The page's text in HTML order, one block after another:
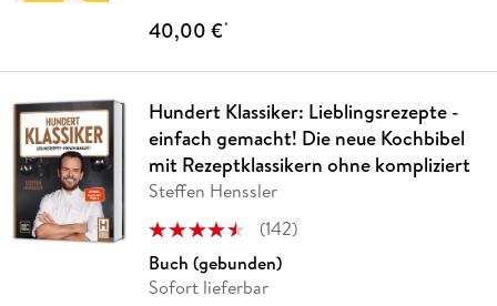
40,00 €*
Hundert Klassiker: Lieblingsrezepte -
einfach gemacht! Die neue Kochbibel
mit Rezeptklassikern ohne kompliziert
Steffen Henssler
(142)
Buch (gebunden)
Sofort lieferbar